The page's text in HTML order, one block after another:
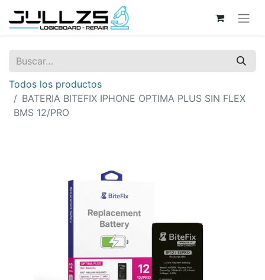
Todos los productos
BATERIA BITEFIX IPHONE OPTIMA PLUS SIN FLEX
BMS 12/PRO